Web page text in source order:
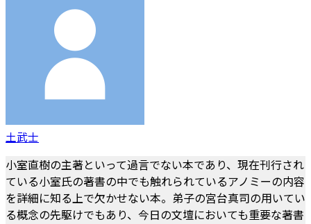
土武士
小室直樹の主著といって過言でない本であり、現在刊行され
ている小室氏の著書の中でも触れられているアノミーの内容
を詳細に知る上で欠かせない本。弟子の宮台真司の用いてい
る概念の先駆けでもあり、今日の文壇においても重要な著書